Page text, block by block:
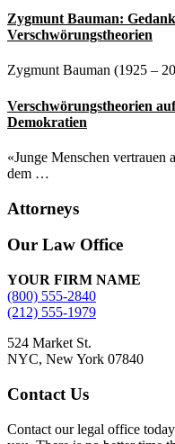
Zygmunt Bauman:
Verschwörungstheorien
Zygmunt Bauman (1925 –
Verschwörungstheorien
Demokratien
«Junge Menschen
dem …
Attorneys
Site
Footer
Our Law Office
YOUR FIRM NAME
(800) 555-2840
(212) 555-1979
524 Market St.
NYC, New York 07840
Contact Us
Contact our legal office